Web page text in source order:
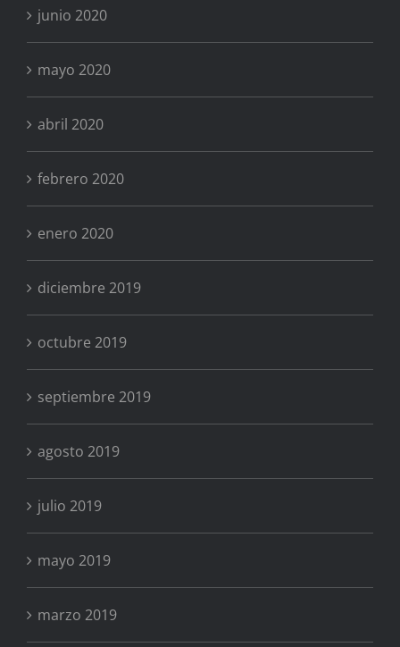
junio 2020
mayo 2020
abril 2020
febrero 2020
enero 2020
diciembre 2019
octubre 2019
septiembre 2019
agosto 2019
julio 2019
mayo 2019
marzo 2019